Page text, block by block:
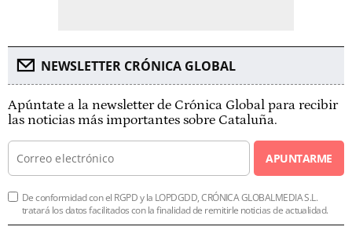
NEWSLETTER CRÓNICA GLOBAL
Apúntate a la newsletter de Crónica Global para recibir
las noticias más importantes sobre Cataluña.
APUNTARME
De conformidad con el RGPD y la LOPDGDD, CRÓNICA GLOBALMEDIA S.L.
tratará los datos facilitados con la finalidad de remitirle noticias de actualidad.